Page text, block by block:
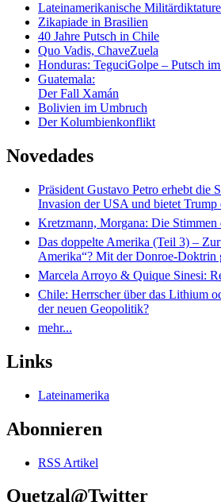
Lateinamerikanische
Zikapiade in Brasilien
40 Jahre Putsch in Chile
Quo Vadis, ChaveZuela
Honduras: TeguciGolpe – Putsch
Guatemala:
Der Fall Xamán
Bolivien im Umbruch
Der Kolumbienkonflikt
Novedades
Präsident Gustavo Petro erhebt die
Invasion der USA und bietet
Kretzmann, Morgana: Die Stimmen
Das doppelte Amerika (Teil 3) –
Amerika“? Mit der Donroe-Doktrin
Marcela Arroyo & Quique Sinesi:
Chile: Herrscher über das Lithium
der neuen Geopolitik?
mehr...
Links
Lateinamerika
Abonnieren
RSS Artikel
Quetzal@Twitter